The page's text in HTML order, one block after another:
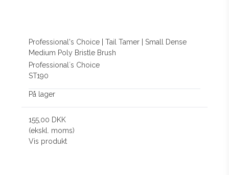
Professional's Choice | Tail Tamer | Small Dense
Medium Poly Bristle Brush
Professional´s Choice
ST190
På lager
155,00 DKK
(ekskl. moms)
Vis produkt